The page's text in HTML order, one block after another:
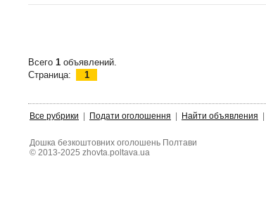
Всего 1 объявлений.
Страница:
1
Все рубрики Подати оголошення Найти объявления
Дошка безкоштовних оголошень Полтави
© 2013-2025 zhovta.poltava.ua